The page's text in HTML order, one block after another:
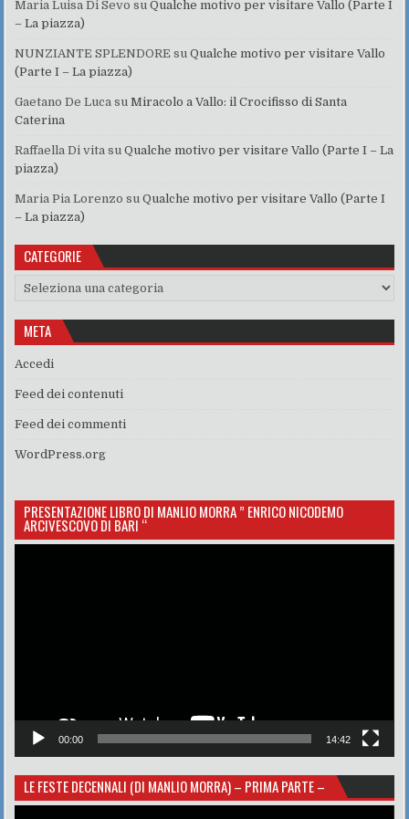
Maria Luisa Di Sevo suQualche motivo per visitare Vallo (Parte I
– La piazza)
NUNZIANTE SPLENDORE suQualche motivo per visitare Vallo
(Parte I – La piazza)
Gaetano De Luca suMiracolo a Vallo: il Crocifisso di Santa
Caterina
Raffaella Di vita suQualche motivo per visitare Vallo (Parte I – La
piazza)
Maria Pia Lorenzo suQualche motivo per visitare Vallo (Parte I
– La piazza)
CATEGORIE
Categorie
META
Accedi
Feed dei contenuti
Feed dei commenti
WordPress.org
PRESENTAZIONE LIBRO DI MANLIO MORRA ” ENRICO NICODEMO
ARCIVESCOVO DI BARI “
00:00 14:42
LE FESTE DECENNALI (DI MANLIO MORRA) – PRIMA PARTE –